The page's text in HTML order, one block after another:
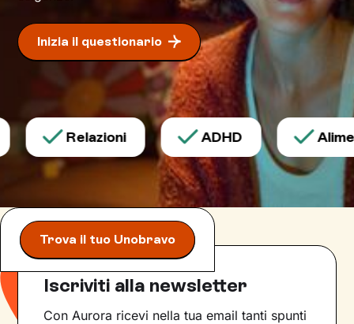
Inizia il questionario
Relazioni ADHD
Trova il tuo Unobravo
Iscriviti alla newsletter
Con Aurora ricevi nella tua email tanti spunti